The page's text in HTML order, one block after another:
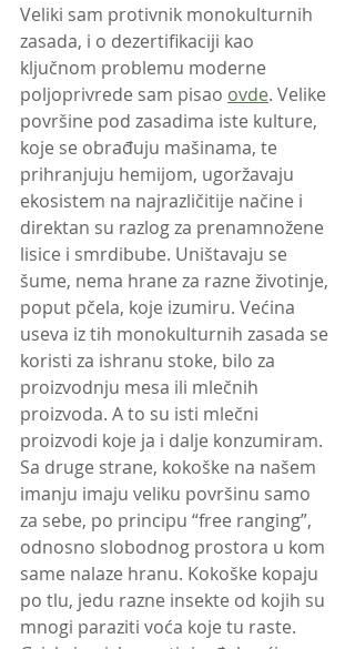
Veliki sam protivnik monokulturnih
zasada, i o dezertifikaciji kao
ključnom problemu moderne
poljoprivrede sam pisao ovde. Velike
površine pod zasadima iste kulture,
koje se obrađuju mašinama, te
prihranjuju hemijom, ugoržavaju
ekosistem na najrazličitije načine i
direktan su razlog za prenamnožene
lisice i smrdibube. Uništavaju se
šume, nema hrane za razne životinje,
poput pčela, koje izumiru. Većina
useva iz tih monokulturnih zasada se
koristi za ishranu stoke, bilo za
proizvodnju mesa ili mlečnih
proizvoda. A to su isti mlečni
proizvodi koje ja i dalje konzumiram.
Sa druge strane, kokoške na našem
imanju imaju veliku površinu samo
za sebe, po principu “free ranging”,
odnosno slobodnog prostora u kom
same nalaze hranu. Kokoške kopaju
po tlu, jedu razne insekte od kojih su
mnogi paraziti voća koje tu raste.